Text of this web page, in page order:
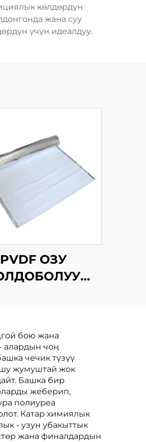
көлдөрдүн
жана суу
үчүн идеалдуу.
PVDF ОЗУ
бою жана
алардын чоң
чечик түзүү
жумуштай жок
Башка бир
жеберип,
полиуреа
Катар химиялык
- узун убакыттык
жана финалдардын